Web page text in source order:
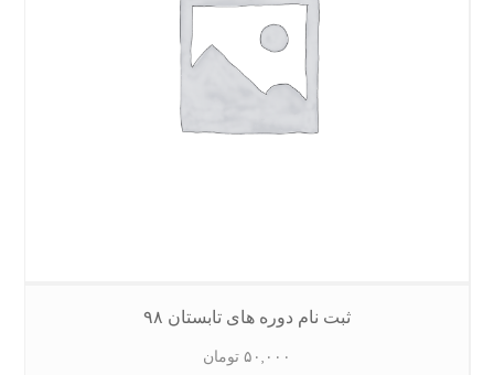
ثبت نام دوره های تابستان ۹۸
۵۰,۰۰۰ تومان